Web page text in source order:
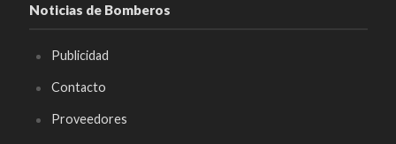
Noticias de Bomberos
Publicidad
Contacto
Proveedores